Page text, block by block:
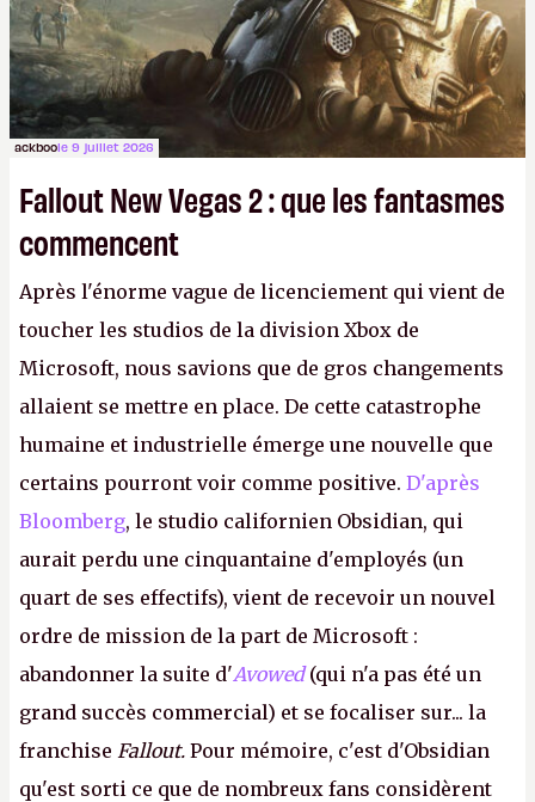
ackboole 9 juillet 2026
Fallout New Vegas 2 : que les fantasmes
commencent
Après l'énorme vague de licenciement qui vient de
toucher les studios de la division Xbox de
Microsoft, nous savions que de gros changements
allaient se mettre en place. De cette catastrophe
humaine et industrielle émerge une nouvelle que
certains pourront voir comme positive. D'après
Bloomberg, le studio californien Obsidian, qui
aurait perdu une cinquantaine d'employés (un
quart de ses effectifs), vient de recevoir un nouvel
ordre de mission de la part de Microsoft :
abandonner la suite d'Avowed(qui n'a pas été un
grand succès commercial) et se focaliser sur... la
franchise Fallout. Pour mémoire, c'est d'Obsidian
qu'est sorti ce que de nombreux fans considèrent